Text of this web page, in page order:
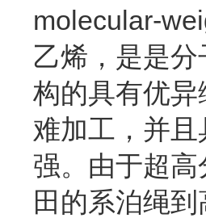
molecular-
乙烯，是是
构的具有优
难加工，并
强。由于超
田的系泊绳